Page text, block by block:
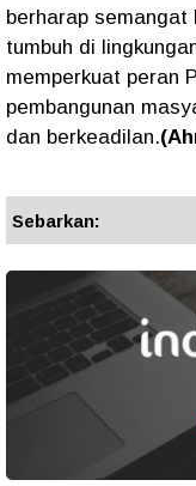
berharap
tumbuh di
memperkuat peran
pembangunan
dan berkeadilan.
Sebarkan: